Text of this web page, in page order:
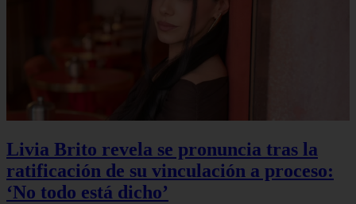
Livia Brito revela se pronuncia tras la
ratificación de su vinculación a proceso:
‘No todo está dicho’